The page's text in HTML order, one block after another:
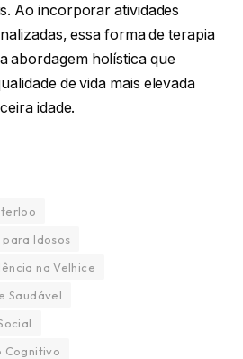
Ao incorporar atividades
essa forma de terapia
abordagem holística que
de vida mais elevada
idade.
Idosos
na Velhice
Saudável
Cognitivo